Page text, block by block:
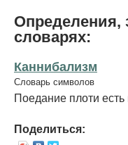
Определения,
словарях:
Каннибализм
Словарь символов
Поедание плоти
Поделиться: